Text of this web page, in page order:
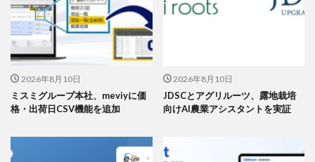
2026年8月10日
ミスミグループ本社、meviyに価
格・出荷日CSV機能を追加
2026年8月10日
JDSCとアグリルーツ、露地栽培
向けAI農業アシスタントを実証